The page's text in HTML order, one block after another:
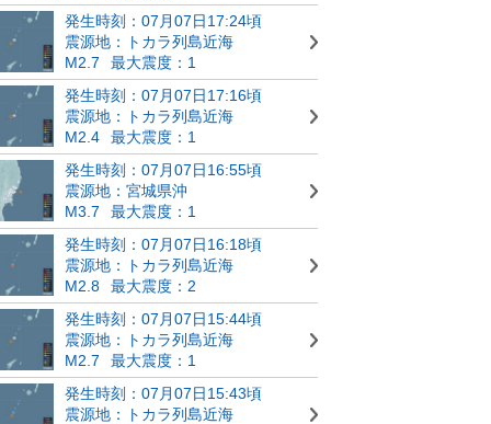
発生時刻：07月07日17:24頃
震源地：トカラ列島近海
M2.7
最大震度：1
発生時刻：07月07日17:16頃
震源地：トカラ列島近海
M2.4
最大震度：1
発生時刻：07月07日16:55頃
震源地：宮城県沖
M3.7
最大震度：1
発生時刻：07月07日16:18頃
震源地：トカラ列島近海
M2.8
最大震度：2
発生時刻：07月07日15:44頃
震源地：トカラ列島近海
M2.7
最大震度：1
発生時刻：07月07日15:43頃
震源地：トカラ列島近海